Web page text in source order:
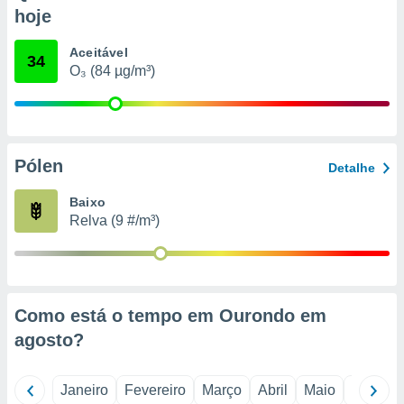
qual se
tal,
ou opor-
qualquer
o
num
hoje
34 Aceitável
O₃ (84 µg/m³)
Pólen Detalhe
Baixo
Relva (9 #/m³)
Como está o tempo em Ourondo em
agosto?
Janeiro Fevereiro Março Abril Maio Junho